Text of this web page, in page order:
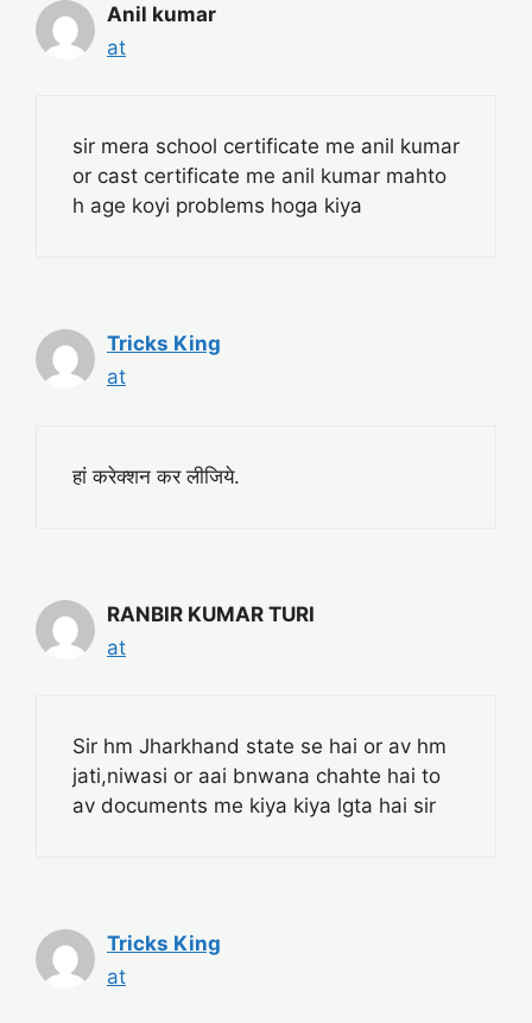
Anil kumar
at
sir mera school certificate me anil kumar
or cast certificate me anil kumar mahto
h age koyi problems hoga kiya
Tricks King
at
हां करेक्शन कर लीजिये.
RANBIR KUMAR TURI
at
Sir hm Jharkhand state se hai or av hm
jati,niwasi or aai bnwana chahte hai to
av documents me kiya kiya lgta hai sir
Tricks King
at